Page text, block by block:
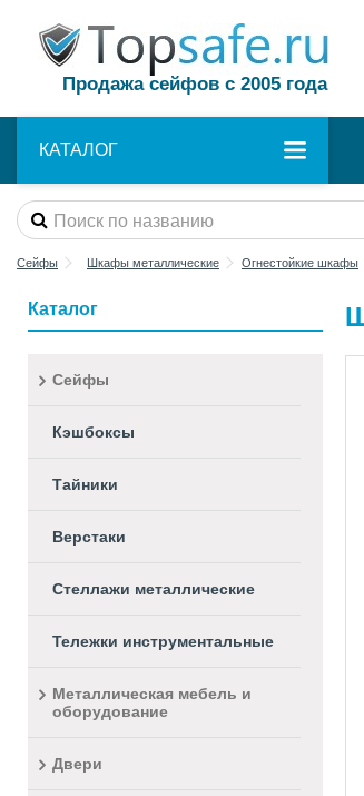
Продажа сейфов с 2005 года
КАТАЛОГ
Сейфы Шкафы металлические Огнестойкие шкафы
Каталог
Сейфы
Кэшбоксы
Тайники
Верстаки
Стеллажи металлические
Тележки инструментальные
Металлическая мебель и
оборудование
Двери